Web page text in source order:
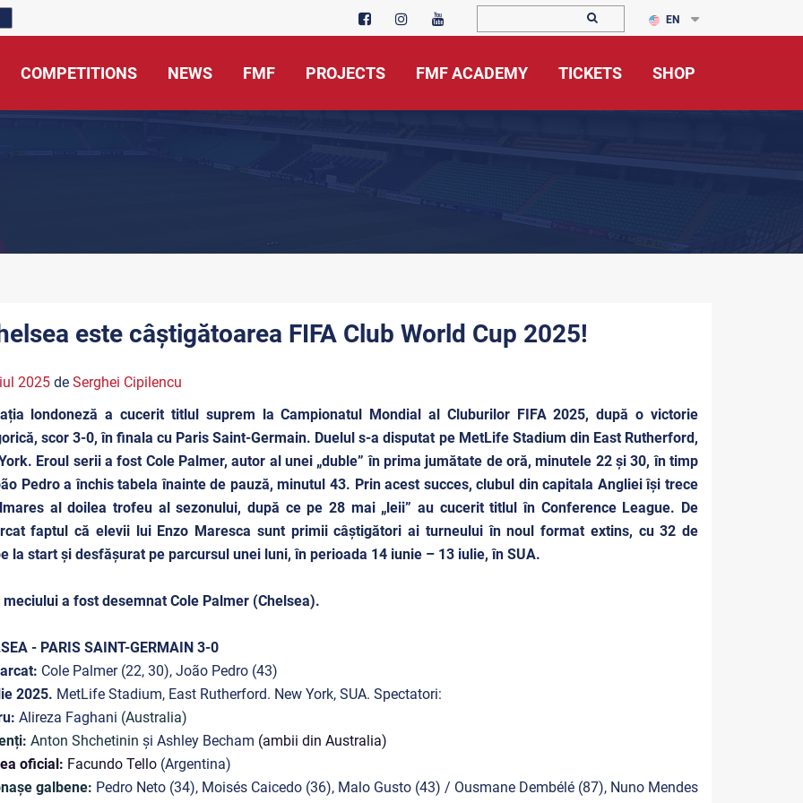
EN
COMPETITIONS NEWS FMF PROJECTS FMF ACADEMY TICKETS SHOP
este câștigătoarea FIFA Club World Cup 2025!
2025de Serghei Cipilencu
londoneză a cucerit titlul suprem la Campionatul Mondial al Cluburilor FIFA 2025, după o victorie
scor 3-0, în finala cu Paris Saint-Germain. Duelul s-a disputat pe MetLife Stadium din East Rutherford,
Eroul serii a fost Cole Palmer, autor al unei „duble” în prima jumătate de oră, minutele 22 și 30, în timp
Pedro a închis tabela înainte de pauză, minutul 43. Prin acest succes, clubul din capitala Angliei își trece
al doilea trofeu al sezonului, după ce pe 28 mai „leii” au cucerit titlul în Conference League. De
faptul că elevii lui Enzo Maresca sunt primii câștigători ai turneului în noul format extins, cu 32 de
la start și desfășurat pe parcursul unei luni, în perioada 14 iunie – 13 iulie, în SUA.
meciului a fost desemnat Cole Palmer (Chelsea).
- PARIS SAINT-GERMAIN 3-0
Cole Palmer (22, 30), João Pedro (43)
2025. MetLife Stadium, East Rutherford. New York, SUA. Spectatori:
Alireza Faghani (Australia)
Anton Shchetinin și Ashley Becham (ambii din Australia)
oficial: Facundo Tello(Argentina)
galbene: Pedro Neto (34), Moisés Caicedo (36), Malo Gusto (43) / Ousmane Dembélé (87), Nuno Mendes